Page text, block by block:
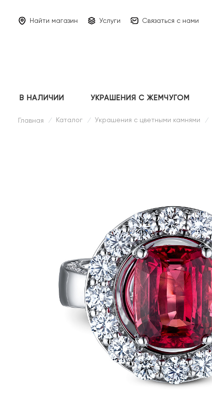
Найти магазин Услуги Связаться с нами
В НАЛИЧИИ УКРАШЕНИЯ С ЖЕМЧУГОМ
Главная / Каталог / Украшения с цветными камнями /